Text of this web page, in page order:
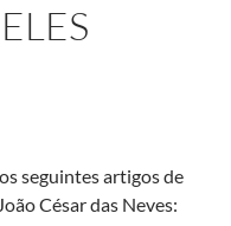
seguintes artigos de
César das Neves: